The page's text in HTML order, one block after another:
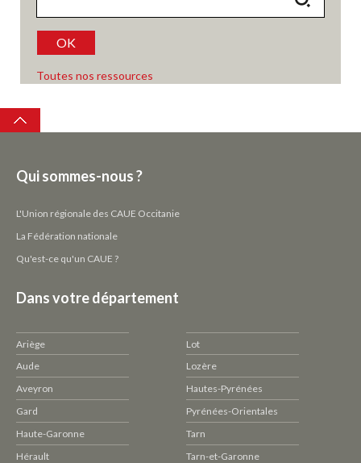
OK
Toutes nos ressources
Top
Qui sommes-nous ?
L'Union régionale des CAUE Occitanie
La Fédération nationale
Qu'est-ce qu'un CAUE ?
Dans votre département
Ariège
Aude
Aveyron
Gard
Haute-Garonne
Hérault
Lot
Lozère
Hautes-Pyrénées
Pyrénées-Orientales
Tarn
Tarn-et-Garonne